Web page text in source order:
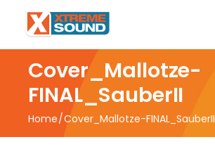
Cover_Mallotze-
FINAL_SauberII
Home Cover_Mallotze-FINAL_SauberII